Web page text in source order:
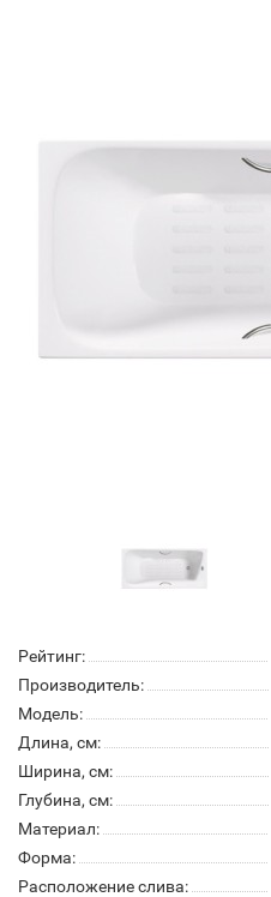
Рейтинг:
Производитель:
Модель:
Длина, см:
Ширина, см:
Глубина, см:
Материал:
Форма:
Расположение слива: